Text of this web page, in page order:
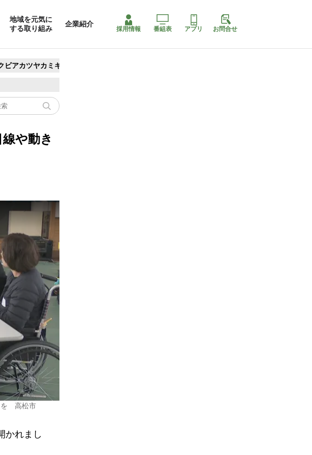
地域を元気に
する取り組み
企業紹介
採用情報 番組表 アプリ お問合せ
ビアカツヤカミキリ
や動き
を 高松市
かれまし